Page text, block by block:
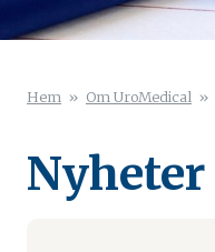
Hem » Om UroMedical »
Nyheter